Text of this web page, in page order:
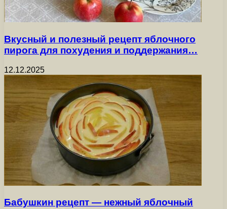
Вкусный и полезный рецепт яблочного
пирога для похудения и поддержания…
12.12.2025
Бабушкин рецепт — нежный яблочный